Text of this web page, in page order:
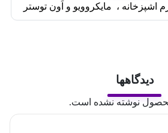
اشپزخانه ، مایکروویو و اَون توستر
دیدگاهها
نوشته نشده است.